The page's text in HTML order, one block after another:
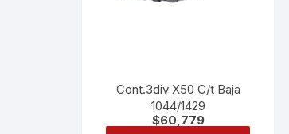
Cont.3div X50 C/t Baja
1044/1429
$60,779